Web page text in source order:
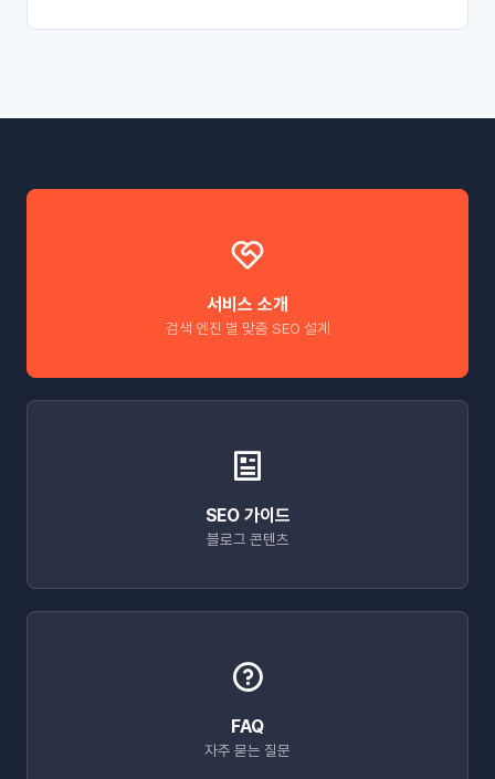
서비스 소개
검색 엔진 별 맞춤 SEO 설계
SEO 가이드
블로그 콘텐츠
FAQ
자주 묻는 질문